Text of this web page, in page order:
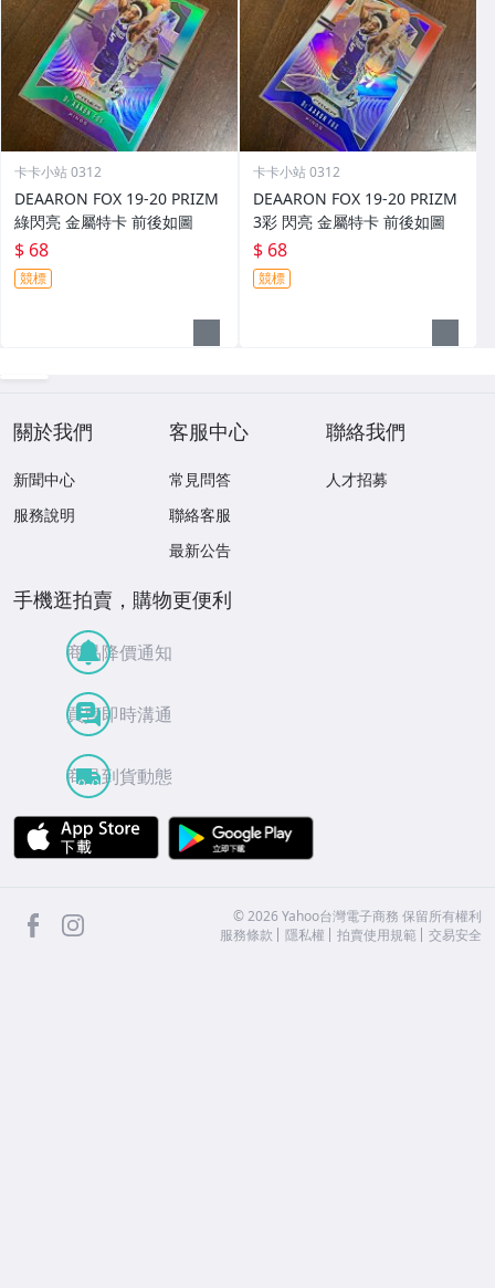
卡卡小站 0312
DEAARON FOX 19-20 PRIZM
綠閃亮 金屬特卡 前後如圖
$ 68
競標
卡卡小站 0312
DEAARON FOX 19-20 PRIZM
3彩 閃亮 金屬特卡 前後如圖
$ 68
競標
關於我們
新聞中心
服務說明
客服中心
常見問答
聯絡客服
最新公告
聯絡我們
人才招募
手機逛拍賣，購物更便利
商品降價通知
買賣即時溝通
商品到貨動態
APP Store
facebook ©2026 Yahoo台灣電子商務 保留所有權利
服務條款
隱私權 拍賣使用規範 交易安全